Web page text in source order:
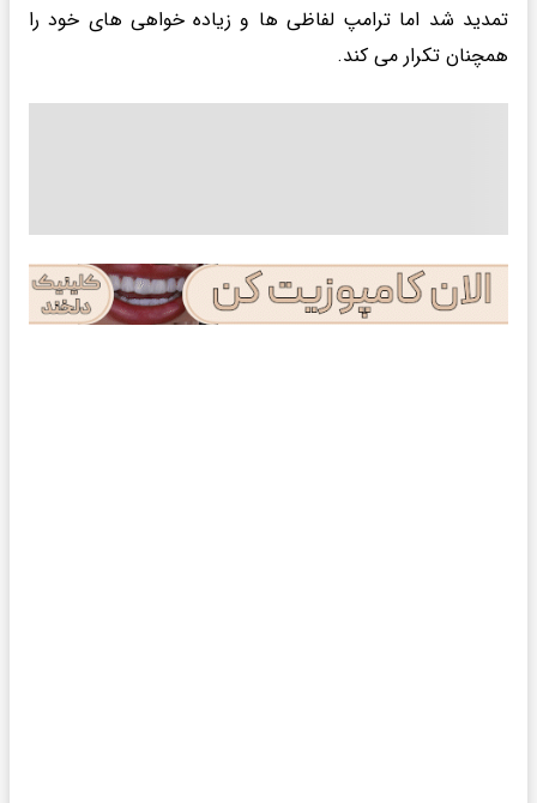
تمدید شد اما ترامپ لفاظی ها و زیاده خواهی های خود را
همچنان تکرار می کند.